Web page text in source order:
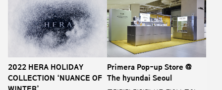
2022 HERA HOLIDAY
COLLECTION ‘NUANCE OF
Primera Pop-up Store @
The hyundai Seoul